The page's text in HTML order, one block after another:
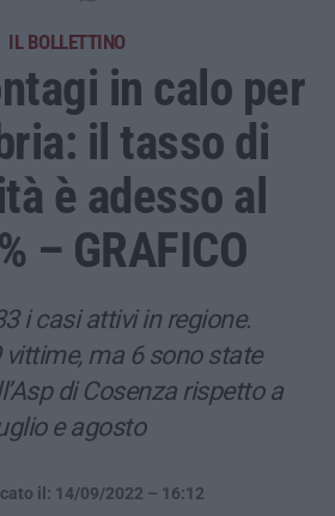
IL BOLLETTINO
in calo per
il tasso di
è adesso al
– GRAFICO
i casi attivi in regione.
vittime, ma 6 sono state
di Cosenza rispetto a
e agosto
il: 14/09/2022 – 16:12